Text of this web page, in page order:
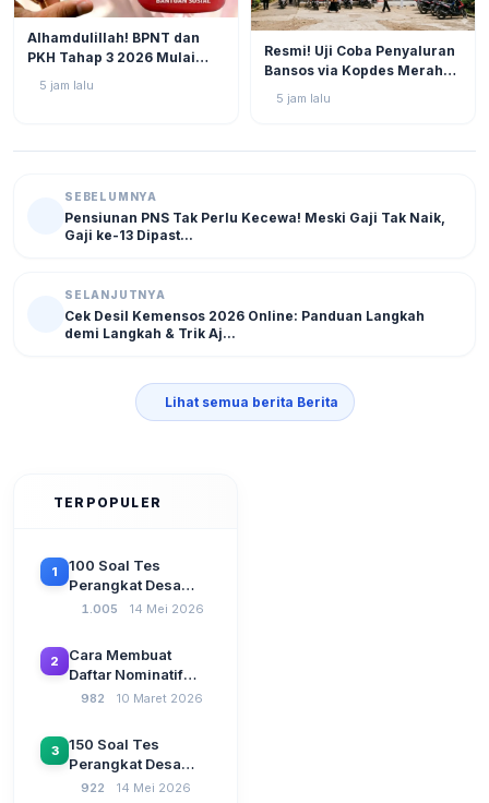
Alhamdulillah! BPNT dan
PKH Tahap 3 2026 Mulai
Bergulir, Simak Jadwal dan
Status Terbarunya di SIKS-
5 jam lalu
Resmi! Uji Coba Penyaluran
Bansos via Kopdes Merah
Putih Digelar Akhir Agustus
2026
5 jam lalu
SEBELUMNYA
Pensiunan PNS Tak Perlu Kecewa! Meski Gaji Tak Naik,
Gaji ke-13 Dipast...
SELANJUTNYA
Cek Desil Kemensos 2026 Online: Panduan Langkah
demi Langkah & Trik Aj...
Lihat semua berita Berita
TERPOPULER
1
100 Soal Tes
Perangkat Desa
Terbaru 2026
CAT Berbasis UU
Desa No. 3 Tahun
2024
1.005 14 Mei 2026
2
Cara Membuat
Daftar Nominatif
Siltap di Aplikasi
SPP Pencairan
Dana Desa
982 10 Maret 2026
3
150 Soal Tes
Perangkat Desa
2026: Administrasi
922 14 Mei 2026